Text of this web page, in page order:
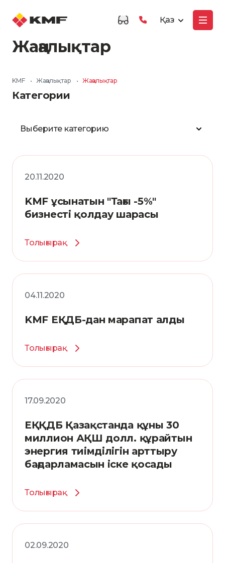
Қаз
Жаңалықтар
KMF • Жаңалықтар • Жаңалықтар
20.11.2020
KMF ұсынатын "Тағы -5%"
бизнесті қолдау шарасы
Толығырақ
04.11.2020
KMF ЕҚДБ-дан марапат алды
Толығырақ
17.09.2020
ЕҚҚДБ Қазақстанда құны 30
миллион АҚШ долл. құрайтын
энергия тиімділігін арттыру
бағдарламасын іске қосады
Толығырақ
02.09.2020
Категории
Выберите категорию